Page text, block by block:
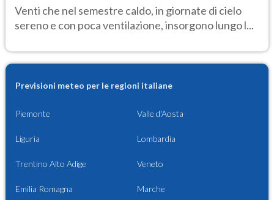
Venti che nel semestre caldo, in giornate di cielo
sereno e con poca ventilazione, insorgono lungo l...
Previsioni meteo per le regioni italiane
Piemonte Valle d'Aosta
Liguria Lombardia
Trentino Alto Adige Veneto
Emilia Romagna Marche